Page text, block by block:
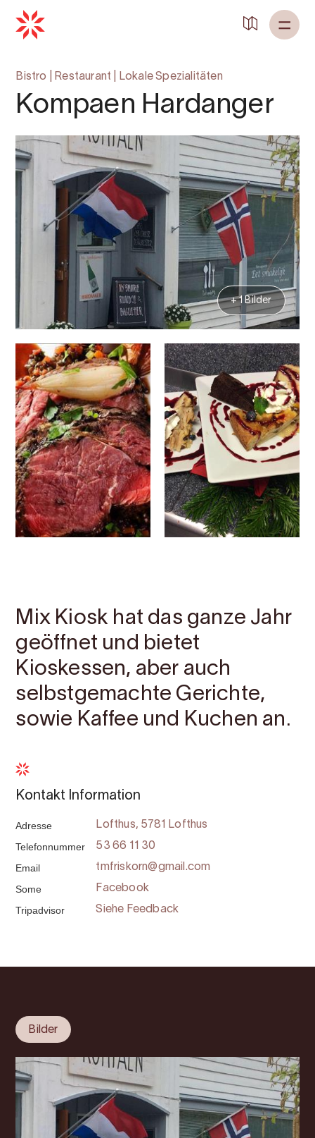
Bistro Restaurant Lokale Spezialitäten
Kompaen Hardanger
+ 1 Bilder
Mix Kiosk hat das ganze Jahr
geöffnet und bietet
Kioskessen, aber auch
selbstgemachte Gerichte,
sowie Kaffee und Kuchen an.
Kontakt Information
Adresse Lofthus, 5781 Lofthus
Telefonnummer 53 66 11 30
Email tmfriskorn@gmail.com
Some Facebook
Tripadvisor Siehe Feedback
Bilder